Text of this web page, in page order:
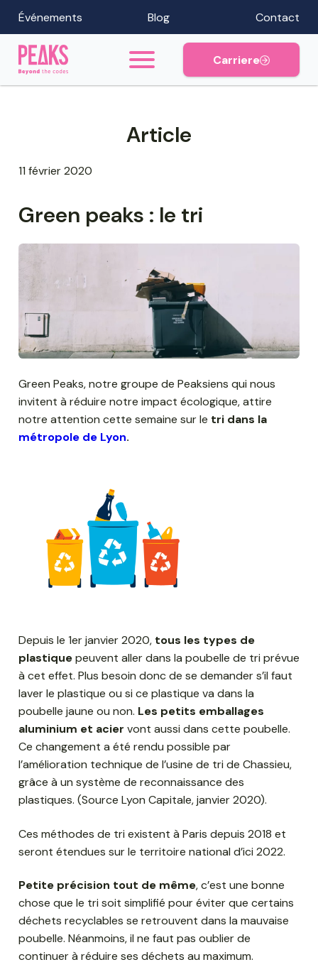
Événements Blog Contact
Carriere
Article
11 février 2020
Green peaks : le tri
Green Peaks, notre groupe de Peaksiens qui nous
invitent à réduire notre impact écologique, attire
notre attention cette semaine sur le tri dans la
métropole de Lyon.
Depuis le 1er janvier 2020, tous les types de
plastiquepeuvent aller dans la poubelle de tri prévue
à cet effet. Plus besoin donc de se demander s’il faut
laver le plastique ou si ce plastique va dans la
poubelle jaune ou non. Les petits emballages
aluminium et acier vont aussi dans cette poubelle.
Ce changement a été rendu possible par
l’amélioration technique de l’usine de tri de Chassieu,
grâce à un système de reconnaissance des
plastiques. (Source Lyon Capitale, janvier 2020).
Ces méthodes de tri existent à Paris depuis 2018 et
seront étendues sur le territoire national d’ici 2022.
Petite précision tout de même, c’est une bonne
chose que le tri soit simplifié pour éviter que certains
déchets recyclables se retrouvent dans la mauvaise
poubelle. Néanmoins, il ne faut pas oublier de
continuer à réduire ses déchets au maximum.